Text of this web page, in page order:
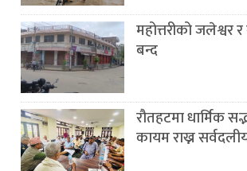
महोत्तरीको जलेश्वर
बन्द
रौतहटमा धार्मिक
कायम राख्न